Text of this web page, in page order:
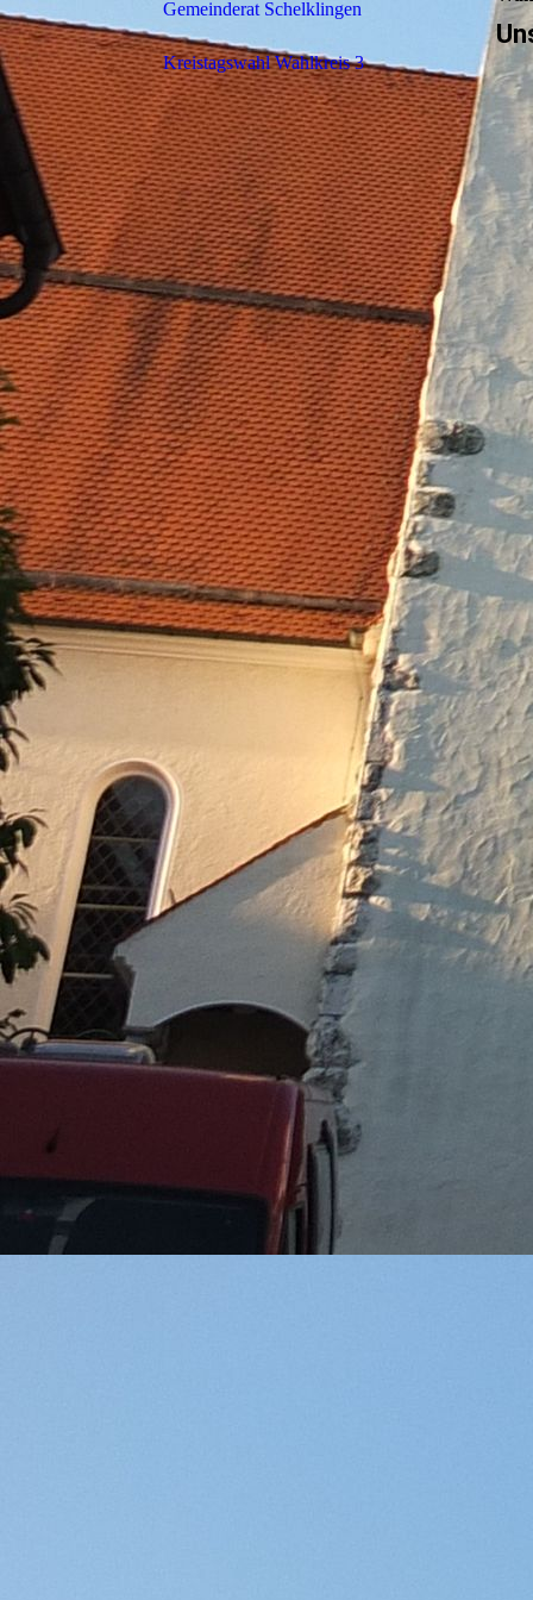
Gemeinderat Schelklingen
Kreistagswahl Wahlkreis 3